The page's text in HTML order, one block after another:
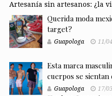
Artesanía sin artesanos: ¿la
Querida moda
target?
Guapologa 11/
Esta marca
cuerpos se sientan
Guapologa 17/